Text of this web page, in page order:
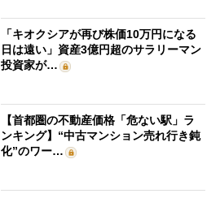
「キオクシアが再び株価10万円になる
日は遠い」資産3億円超のサラリーマン
投資家が…
【首都圏の不動産価格「危ない駅」ラ
ンキング】“中古マンション売れ行き鈍
化”のワー…